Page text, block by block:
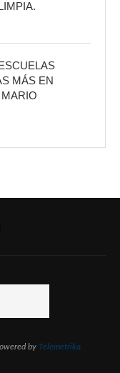
MÁS EN
by Telemetrika.